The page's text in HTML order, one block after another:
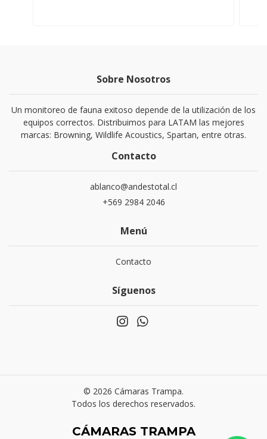
Sobre Nosotros
Un monitoreo de fauna exitoso depende de la utilización de los
equipos correctos. Distribuimos para LATAM las mejores
marcas: Browning, Wildlife Acoustics, Spartan, entre otras.
Contacto
ablanco@andestotal.cl
‪+569 2984 2046‬
Menú
Contacto
Síguenos
© 2026 Cámaras Trampa.
Todos los derechos reservados.
CÁMARAS TRAMPA